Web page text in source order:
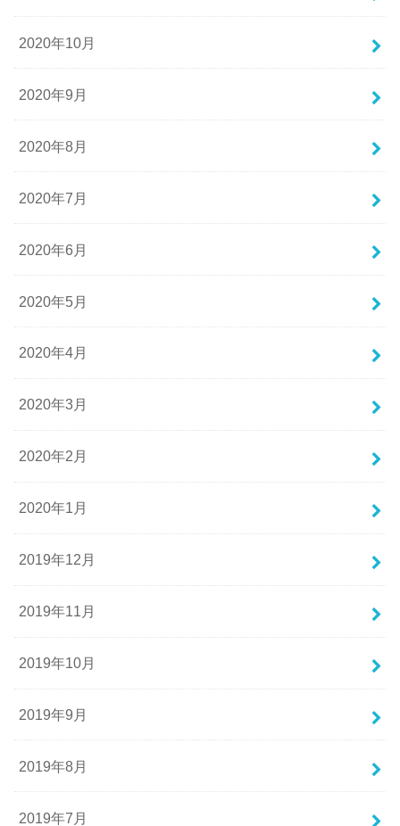
2020年10月
2020年9月
2020年8月
2020年7月
2020年6月
2020年5月
2020年4月
2020年3月
2020年2月
2020年1月
2019年12月
2019年11月
2019年10月
2019年9月
2019年8月
2019年7月